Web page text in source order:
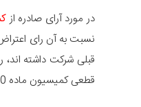
در مورد آرای صادره از
قطعی کمیسیون ماده 100 قابل اعتراض در دیوان عدالت اداری است.